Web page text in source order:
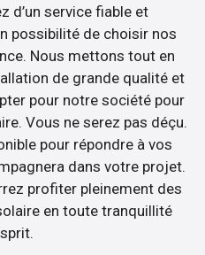
d’un service fiable et
possibilité de choisir nos
Nous mettons tout en
de grande qualité et
pour notre société pour
Vous ne serez pas déçu.
pour répondre à vos
dans votre projet.
profiter pleinement des
en toute tranquillité